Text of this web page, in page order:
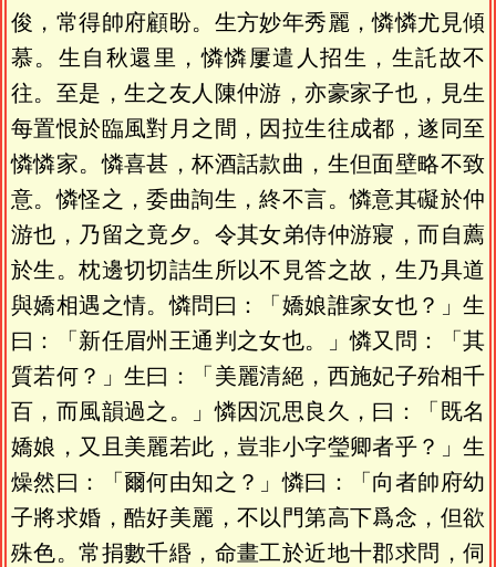
俊，常得帥府顧盼。生方妙年秀麗，憐憐尤見傾
慕。生自秋還里，憐憐屢遣人招生，生託故不
往。至是，生之友人陳仲游，亦豪家子也，見生
每置恨於臨風對月之間，因拉生往成都，遂同至
憐憐家。憐喜甚，杯酒話款曲，生但面壁略不致
意。憐怪之，委曲詢生，終不言。憐意其礙於仲
游也，乃留之竟夕。令其女弟侍仲游寢，而自薦
於生。枕邊切切詰生所以不見答之故，生乃具道
與嬌相遇之情。憐問曰：「嬌娘誰家女也？」生
曰：「新任眉州王通判之女也。」憐又問：「其
質若何？」生曰：「美麗清絕，西施妃子殆相千
百，而風韻過之。」憐因沉思良久，曰：「既名
嬌娘，又且美麗若此，豈非小字瑩卿者乎？」生
燥然曰：「爾何由知之？」憐曰：「向者帥府幼
子將求婚，酷好美麗，不以門第高下爲念，但欲
殊色。常捐數千緡，命畫工於近地十郡求問，伺